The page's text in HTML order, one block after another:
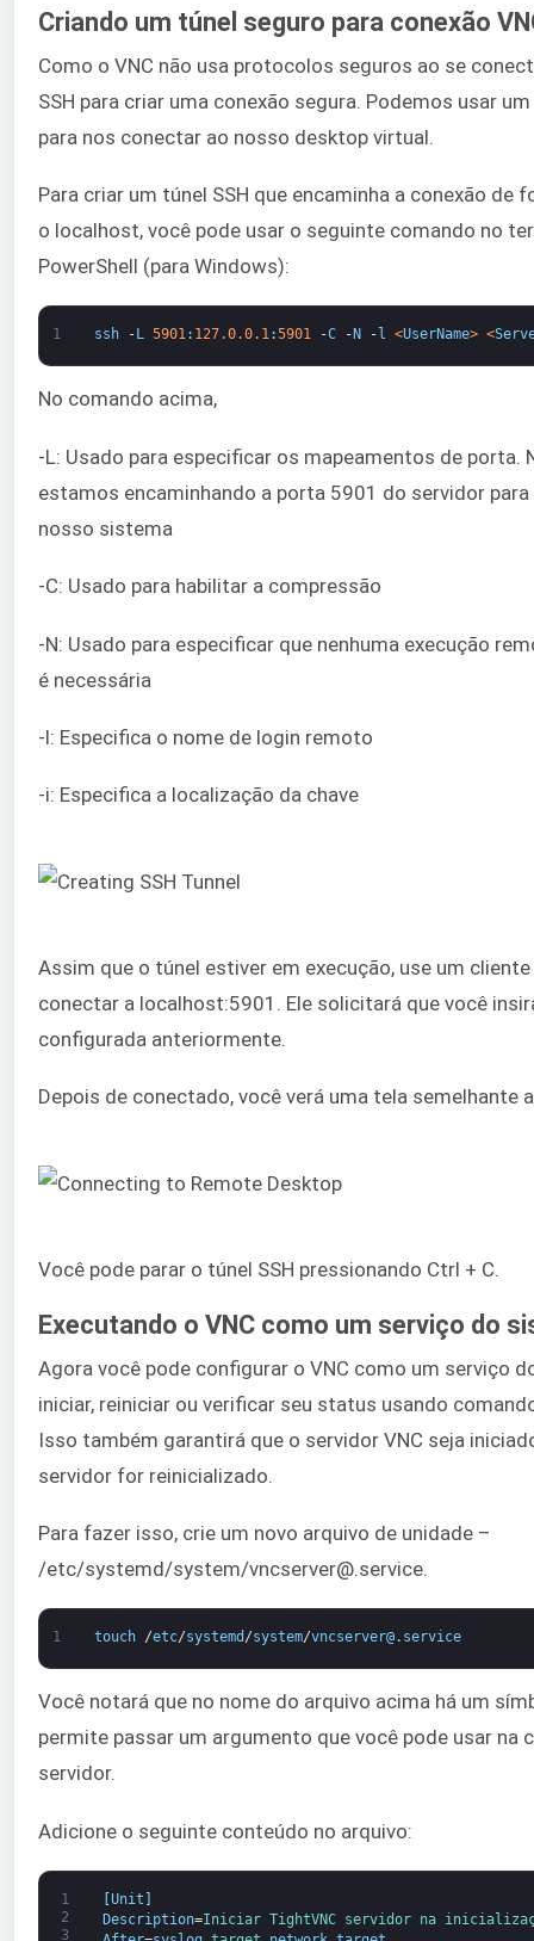
Criando um túnel seguro para conexão
Como o VNC não usa protocolos seguros ao se
SSH para criar uma conexão segura. Podemos usar
para nos conectar ao nosso desktop virtual.
Para criar um túnel SSH que encaminha a conexão de
o localhost, você pode usar o seguinte comando no
PowerShell (para Windows):
1 ssh - L 5901: 127.0.0.1:5901 -C - N - l <UserName> <
No comando acima,
-L: Usado para especificar os mapeamentos de porta.
estamos encaminhando a porta 5901 do servidor
nosso sistema
-C: Usado para habilitar a compressão
-N: Usado para especificar que nenhuma execução
é necessária
-l: Especifica o nome de login remoto
-i: Especifica a localização da chave
Assim que o túnel estiver em execução, use um cliente
conectar a localhost:5901. Ele solicitará que você
configurada anteriormente.
Depois de conectado, você verá uma tela semelhante
Você pode parar o túnel SSH pressionando Ctrl + C.
Executando o VNC como um serviço do
Agora você pode configurar o VNC como um serviço
iniciar, reiniciar ou verificar seu status usando
Isso também garantirá que o servidor VNC seja
servidor for reinicializado.
Para fazer isso, crie um novo arquivo de unidade –
/etc/systemd/system/vncserver@.service.
1 touch /etc/systemd /system/vncserver@. service
Você notará que no nome do arquivo acima há um
permite passar um argumento que você pode usar na
servidor.
Adicione o seguinte conteúdo no arquivo:
1
2
3
Unit
Description=Iniciar TightVNC servidor na